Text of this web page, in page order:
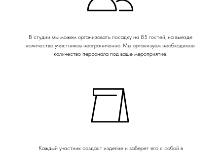
В студии мы можем организовать посадку на 85 гостей, на выезде
количество участников неограниченно. Мы организуем необходимое
количество персонала под ваше мероприятие.
Каждый участник создаст изделие и заберет его с собой в